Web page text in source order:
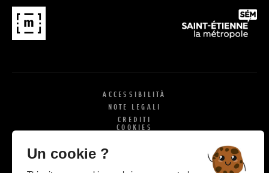
ACCESSIBILITÀ
NOTE LEGALI
CREDITI
COOKIES
Un cookie ?